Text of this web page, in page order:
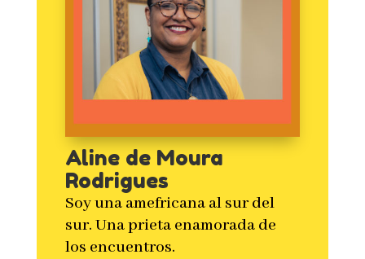
Aline de Moura
Rodrigues
Soy una amefricana al sur del
sur. Una prieta enamorada de
los encuentros.